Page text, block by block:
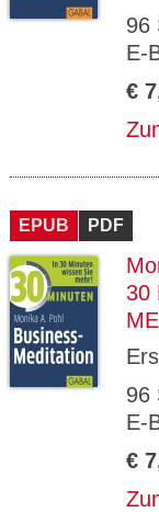
96
E-
€
EPUB PDF
30
96
E-
€